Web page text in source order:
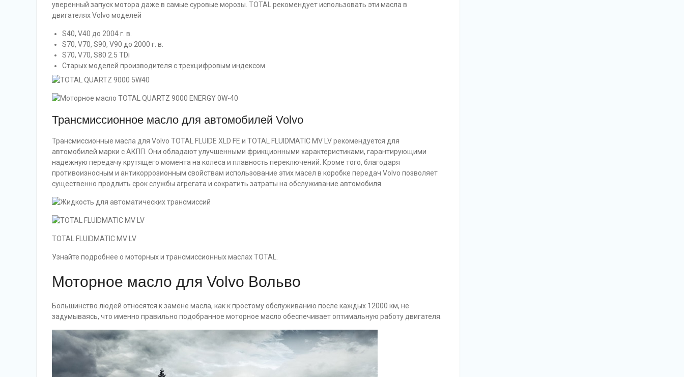
уверенный запуск мотора даже в самые суровые морозы. TOTAL рекомендует использовать эти масла в
двигателях Volvo моделей
S40, V40 до 2004 г. в.
S70, V70, S90, V90 до 2000 г. в.
S70, V70, S80 2.5 TDi
Старых моделей производителя с трехцифровым индексом
Трансмиссионное масло для автомобилей Volvo
Трансмиссионные масла для Volvo TOTAL FLUIDE XLD FE и TOTAL FLUIDMATIC MV LV рекомендуется для
автомобилей марки с АКПП. Они обладают улучшенными фрикционными характеристиками, гарантирующими
надежную передачу крутящего момента на колеса и плавность переключений. Кроме того, благодаря
противоизносным и антикоррозионным свойствам использование этих масел в коробке передач Volvo позволяет
существенно продлить срок службы агрегата и сократить затраты на обслуживание автомобиля.
TOTAL FLUIDMATIC MV LV
Узнайте подробнее о моторных и трансмиссионных маслах TOTAL.
Моторное масло для Volvo Вольво
Большинство людей относятся к замене масла, как к простому обслуживанию после каждых 12000 км, не
задумываясь, что именно правильно подобранное моторное масло обеспечивает оптимальную работу двигателя.